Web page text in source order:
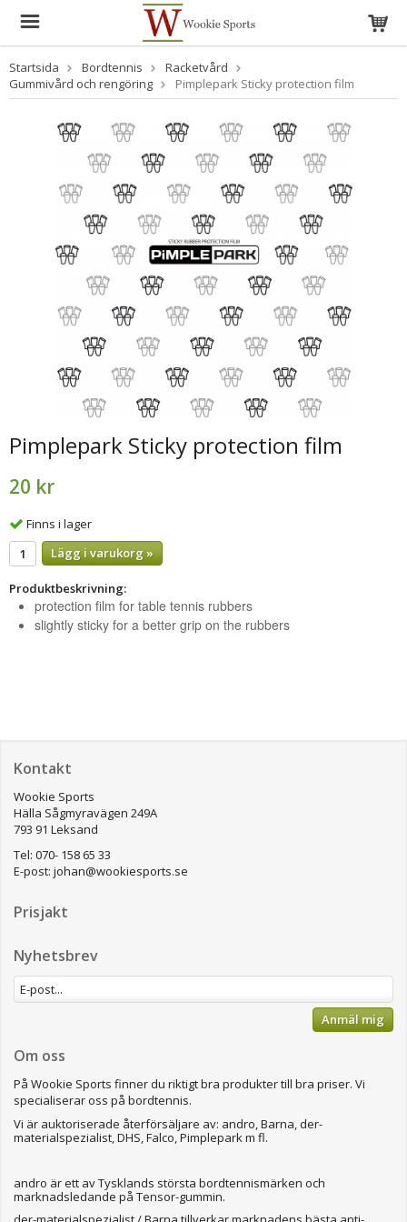
Startsida Bordtennis
Racketvård
Gummivård och rengöring
Pimplepark Sticky protection film
Pimplepark Sticky protection film
20 kr
Finns i lager
Lägg i varukorg »
Produktbeskrivning:
protection film for table tennis rubbers
slightly sticky for a better grip on the rubbers
Kontakt
Wookie Sports
Hälla Sågmyravägen 249A
793 91 Leksand
Tel: 070- 158 65 33
E-post: johan@wookiesports.se
Prisjakt
Nyhetsbrev
Anmäl mig
Om oss
På Wookie Sports finner du riktigt bra produkter till bra priser. Vi
specialiserar oss på bordtennis.
Vi är auktoriserade återförsäljare av: andro, Barna, der-
materialspezialist, DHS, Falco, Pimplepark m fl.
andro är ett av Tysklands största bordtennismärken och
marknadsledande på Tensor-gummin.